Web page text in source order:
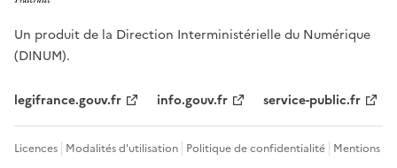
Un produit de la Direction Interministérielle du Numérique
(DINUM).
legifrance.gouv.fr info.gouv.fr service-public.fr
Licences Modalités d'utilisation Politique de confidentialité Mentions